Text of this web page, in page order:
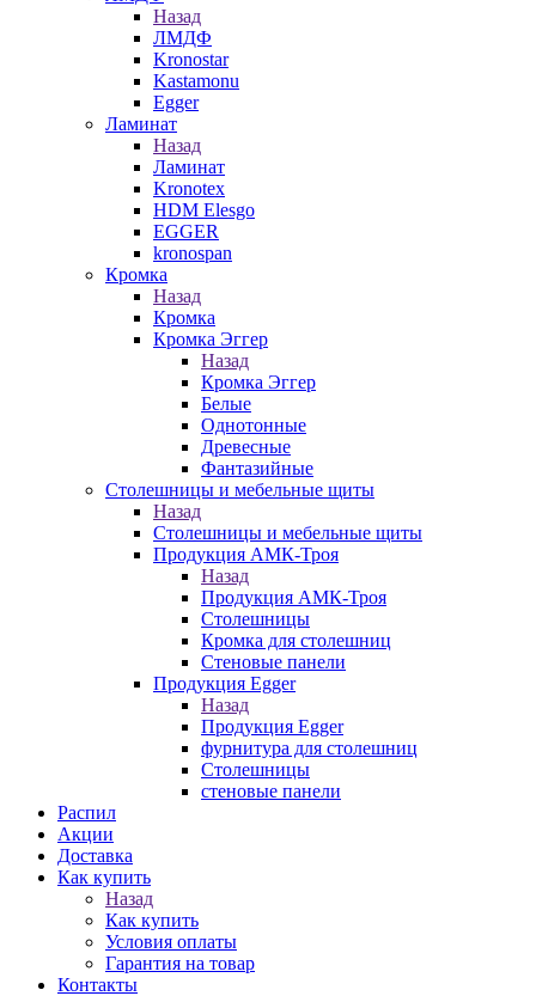
Назад
ЛМДФ
Kronostar
Kastamonu
Egger
Ламинат
Назад
Ламинат
Kronotex
HDM Elesgo
EGGER
kronospan
Кромка
Назад
Кромка
Кромка Эггер
Назад
Кромка Эггер
Белые
Однотонные
Древесные
Фантазийные
Столешницы и мебельные щиты
Назад
Столешницы и мебельные щиты
Продукция АМК-Троя
Назад
Продукция АМК-Троя
Столешницы
Кромка для столешниц
Стеновые панели
Продукция Egger
Назад
Продукция Egger
фурнитура для столешниц
Столешницы
стеновые панели
Распил
Акции
Доставка
Как купить
Назад
Как купить
Условия оплаты
Гарантия на товар
Контакты